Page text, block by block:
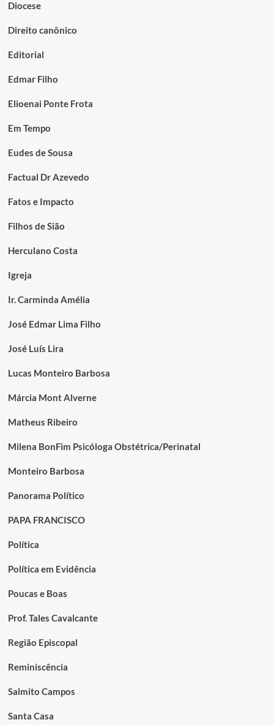
Diocese
Direito canônico
Editorial
Edmar Filho
Elioenai Ponte Frota
Em Tempo
Eudes de Sousa
Factual Dr Azevedo
Fatos e Impacto
Filhos de Sião
Herculano Costa
Igreja
Ir. Carminda Amélia
José Edmar Lima Filho
José Luís Lira
Lucas Monteiro Barbosa
Márcia Mont Alverne
Matheus Ribeiro
Milena BonFim Psicóloga Obstétrica/Perinatal
Monteiro Barbosa
Panorama Político
PAPA FRANCISCO
Política
Política em Evidência
Poucas e Boas
Prof. Tales Cavalcante
Região Episcopal
Reminiscência
Salmito Campos
Santa Casa